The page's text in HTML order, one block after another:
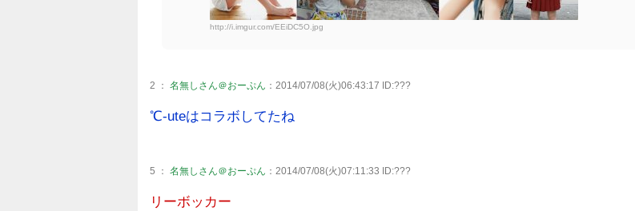
http://i.imgur.com/EEiDC5O.jpg
2 ： 名無しさん＠おーぷん ：2014/07/08(火)06:43:17 ID:???
℃-uteはコラボしてたね
5 ： 名無しさん＠おーぷん ：2014/07/08(火)07:11:33 ID:???
リーボッカー